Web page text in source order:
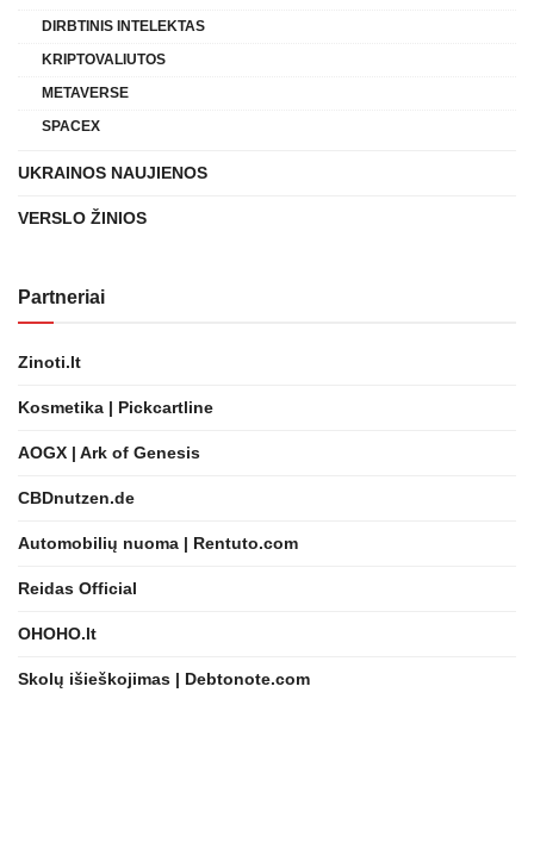
DIRBTINIS INTELEKTAS
KRIPTOVALIUTOS
METAVERSE
SPACEX
UKRAINOS NAUJIENOS
VERSLO ŽINIOS
Partneriai
Zinoti.lt
Kosmetika | Pickcartline
AOGX | Ark of Genesis
CBDnutzen.de
Automobilių nuoma | Rentuto.com
Reidas Official
OHOHO.lt
Skolų išieškojimas | Debtonote.com